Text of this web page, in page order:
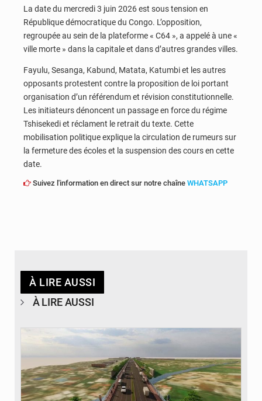
La date du mercredi 3 juin 2026 est sous tension en
République démocratique du Congo. L’opposition,
regroupée au sein de la plateforme « C64 », a appelé à une «
ville morte » dans la capitale et dans d’autres grandes villes.
Fayulu, Sesanga, Kabund, Matata, Katumbi et les autres
opposants protestent contre la proposition de loi portant
organisation d’un référendum et révision constitutionnelle.
Les initiateurs dénoncent un passage en force du régime
Tshisekedi et réclament le retrait du texte. Cette
mobilisation politique explique la circulation de rumeurs sur
la fermeture des écoles et la suspension des cours en cette
date.
Suivez l'information en direct sur notre chaîne WHATSAPP
À LIRE AUSSI
À LIRE AUSSI